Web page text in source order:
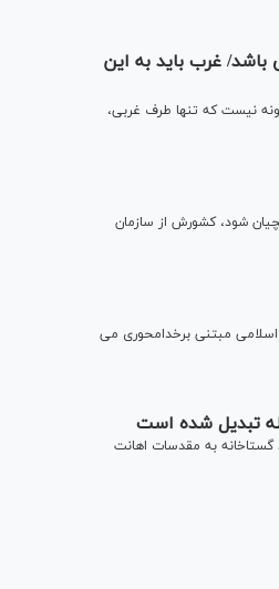
غرب باید به این
نیست که تنها طرف غربی،
شود، کشورش از سازمان
مبتنی برخدامحوری می
تبدیل شده است
به مقدسات اهانت